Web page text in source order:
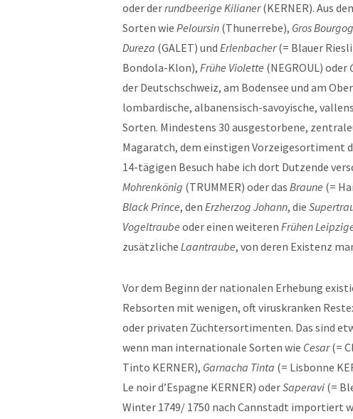
oder derrundbeerige Kilianer(KERNER). Aus
Sorten wie Peloursin (Thunerrebe), Gros
Dureza (GALET) und Erlenbacher(= Blauer
Bondola-Klon), Frühe Violette (NEGROUL) oder
der Deutschschweiz, am Bodensee und am
lombardische, albanensisch-savoyische,
Sorten. Mindestens 30 ausgestorbene,
Magaratch, dem einstigen Vorzeigesortiment
14-tägigen Besuch habe ich dort Dutzende
Mohrenkönig (TRUMMER) oder das Braune (=
Black Prince, den Erzherzog Johann, die
Vogeltraube oder einen weiteren Frühen
zusätzliche Laantraube, von deren Existenz
Vor dem Beginn der nationalen Erhebung
Rebsorten mit wenigen, oft viruskranken
oder privaten Züchtersortimenten. Das sind
wenn man internationale Sorten wie Cesar(=
Tinto KERNER), Garnacha Tinta (= Lisbonne
Le noir d’Espagne KERNER) oderSaperavi (=
Winter 1749/ 1750 nach Cannstadt importiert